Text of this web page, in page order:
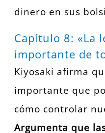
dinero en sus
Capítulo 8: «La
importante de
Kiyosaki afirma
importante que
cómo controlar
Argumenta que